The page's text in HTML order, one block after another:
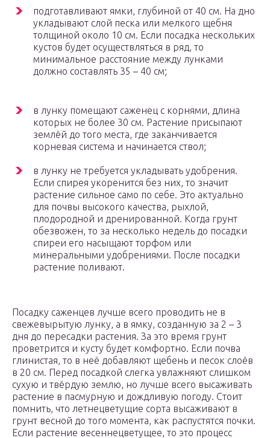
подготавливают ямки, глубиной от 40 см. На дно
укладывают слой песка или мелкого щебня
толщиной около 10 см. Если посадка нескольких
кустов будет осуществляться в ряд, то
минимальное расстояние между лунками
должно составлять 35 – 40 см;
в лунку помещают саженец с корнями, длина
которых не более 30 см. Растение присыпают
землёй до того места, где заканчивается
корневая система и начинается ствол;
в лунку не требуется укладывать удобрения.
Если спирея укоренится без них, то значит
растение сильное само по себе. Это актуально
для почвы высокого качества, рыхлой,
плодородной и дренированной. Когда грунт
обезвожен, то за несколько недель до посадки
спиреи его насыщают торфом или
минеральными удобрениями. После посадки
растение поливают.
Посадку саженцев лучше всего проводить не в
свежевырытую лунку, а в ямку, созданную за 2 – 3
дня до пересадки растения. За это время грунт
проветрится и кусту будет комфортно. Если почва
глинистая, то в неё добавляют щебень и песок слоёв
в 20 см. Перед посадкой слегка увлажняют слишком
сухую и твёрдую землю, но лучше всего высаживать
растение в пасмурную и дождливую погоду. Стоит
помнить, что летнецветущие сорта высаживают в
грунт весной до того момента, как распустятся почки.
Если растение весеннецветущее, то это процесс